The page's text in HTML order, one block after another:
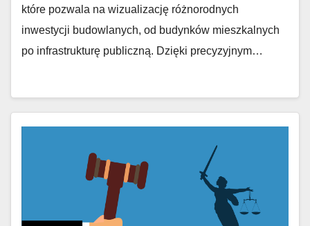
które pozwala na wizualizację różnorodnych
inwestycji budowlanych, od budynków mieszkalnych
po infrastrukturę publiczną. Dzięki precyzyjnym…